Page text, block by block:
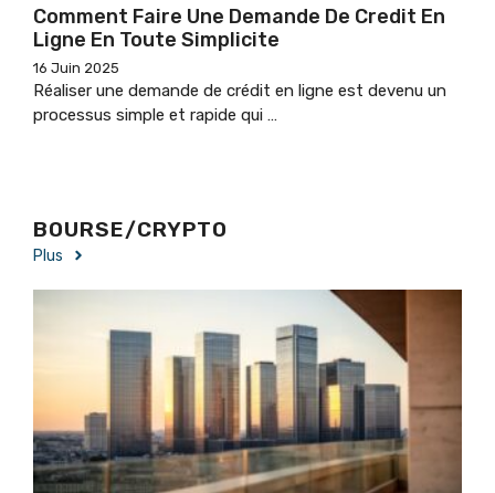
Comment Faire Une Demande De Credit En
Ligne En Toute Simplicite
16 Juin 2025
Réaliser une demande de crédit en ligne est devenu un
processus simple et rapide qui …
BOURSE/CRYPTO
Plus